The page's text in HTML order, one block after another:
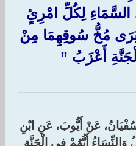
لِكُلِّ امْرِئٍ
يُرَى مُخُّ سُوقِهِمَا مِنْ
أَعْزَبُ ‏”‏
سُفْيَانُ، عَنْ أَيُّوبَ، عَنِ ابْنِ
أَيُّهُمْ فِي الْجَنَّةِ